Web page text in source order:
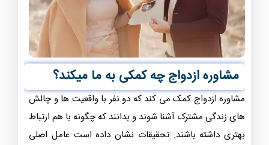
مشاوره ازدواج چه کمکی به ما میکند؟
مشاوره ازدواج کمک می کند که دو نفر با واقعیت ها و چالش
های زندگی مشترک آشنا شوند و بدانند که چگونه با هم ارتباط
بهتری داشته باشند. تحقیقات نشان داده است عامل اصلی